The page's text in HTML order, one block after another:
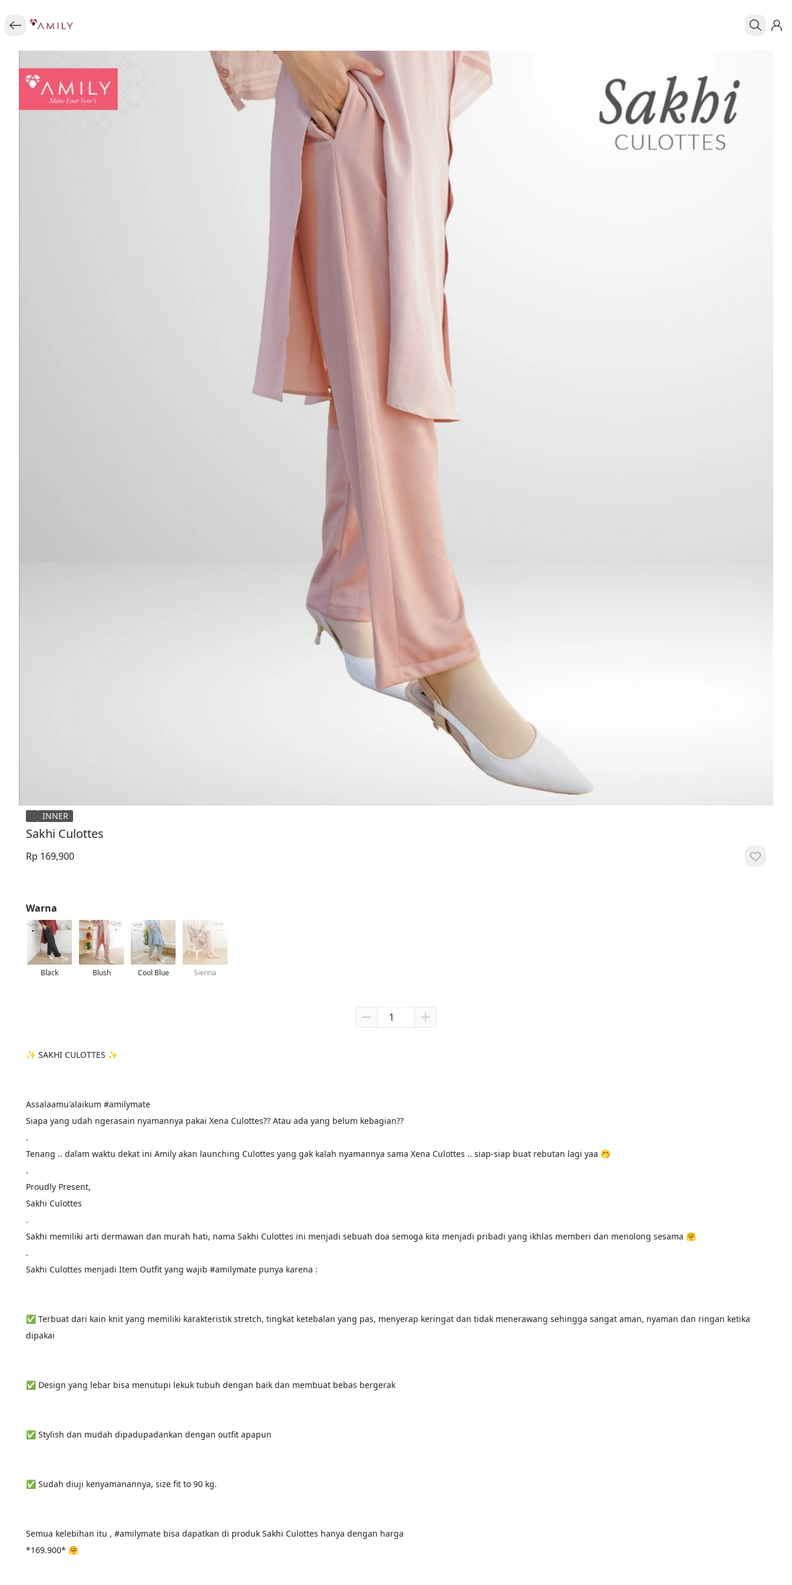
INNER
Sakhi Culottes
Rp 169,900
Warna
Black Blush Cool Blue Sienna
✨ SAKHI CULOTTES ✨
Assalaamu'alaikum #amilymate
Siapa yang udah ngerasain nyamannya pakai Xena Culottes?? Atau ada yang belum kebagian??
.
Tenang .. dalam waktu dekat ini Amily akan launching Culottes yang gak kalah nyamannya sama Xena Culottes .. siap-siap buat rebutan lagi yaa 🤭
.
Proudly Present,
Sakhi Culottes
.
Sakhi memiliki arti dermawan dan murah hati, nama Sakhi Culottes ini menjadi sebuah doa semoga kita menjadi pribadi yang ikhlas memberi dan menolong sesama 🤗
.
Sakhi Culottes menjadi Item Outfit yang wajib #amilymate punya karena :
✅ Terbuat dari kain knit yang memiliki karakteristik stretch, tingkat ketebalan yang pas, menyerap keringat dan tidak menerawang sehingga sangat aman, nyaman dan ringan ketika
dipakai
✅ Design yang lebar bisa menutupi lekuk tubuh dengan baik dan membuat bebas bergerak
✅ Stylish dan mudah dipadupadankan dengan outfit apapun
✅ Sudah diuji kenyamanannya, size fit to 90 kg.
Semua kelebihan itu , #amilymate bisa dapatkan di produk Sakhi Culottes hanya dengan harga
*169.900* 🤗